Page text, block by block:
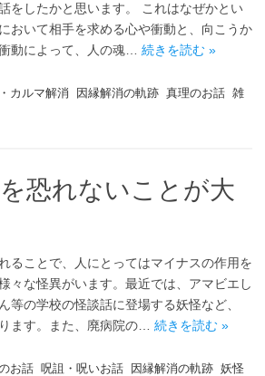
をしたかと思います。 これはなぜかとい
おいて相手を求める心や衝動と、向こうか
動によって、人の魂… 続きを読む »
カルマ解消 因縁解消の軌跡 真理のお話 雑
恐れないことが大
ることで、人にとってはマイナスの作用を
々な怪異がいます。最近では、アマビエし
等の学校の怪談話に登場する妖怪など、
ます。また、廃病院の… 続きを読む »
お話 呪詛・呪いお話 因縁解消の軌跡 妖怪